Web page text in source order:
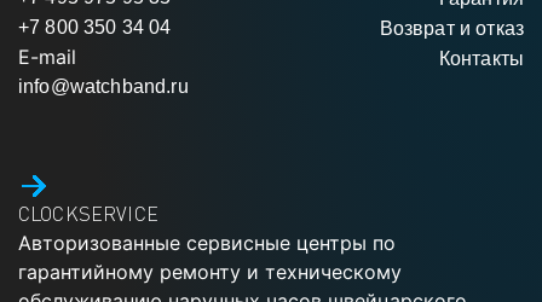
+7 800 350 34 04
E-mail
info@watchband.ru
Возврат и отказ
Контакты
CLOCKSERVICE
Авторизованные сервисные центры по
гарантийному ремонту и техническому